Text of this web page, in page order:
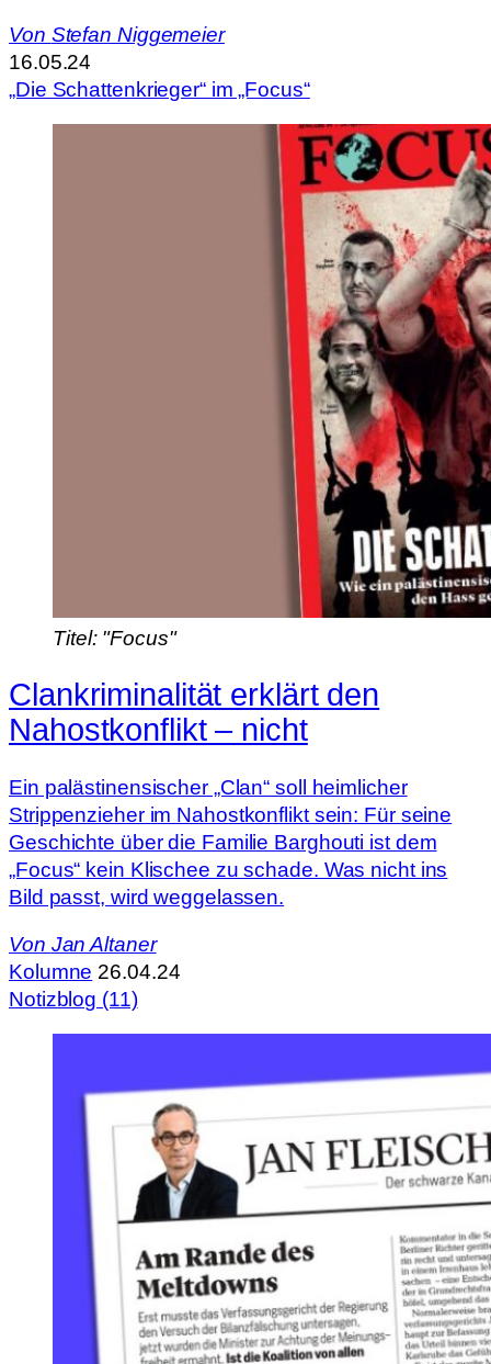
Von Stefan Niggemeier
16.05.24
„Die Schattenkrieger“ im „Focus“
Titel: "Focus"
Clankriminalität erklärt den
Nahostkonflikt – nicht
Ein palästinensischer „Clan“ soll heimlicher
Strippenzieher im Nahostkonflikt sein: Für seine
Geschichte über die Familie Barghouti ist dem
„Focus“ kein Klischee zu schade. Was nicht ins
Bild passt, wird weggelassen.
Von Jan Altaner
Kolumne 26.04.24
Notizblog (11)